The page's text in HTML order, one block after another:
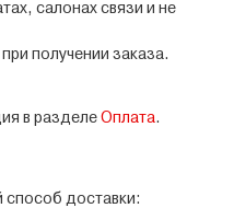
салонах связи и не
получении заказа.
в разделе Оплата.
доставки: